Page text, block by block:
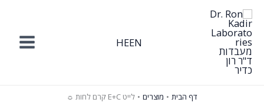
דילוג
לתוכן
EN
HE
דף הבית מוצרים לייט E+C קרם לחות ☼